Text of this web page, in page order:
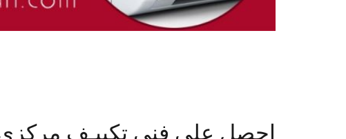
احصل على فني تكييـف